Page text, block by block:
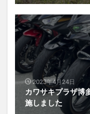
2023年4月24日
カワサキプラザ
施しました